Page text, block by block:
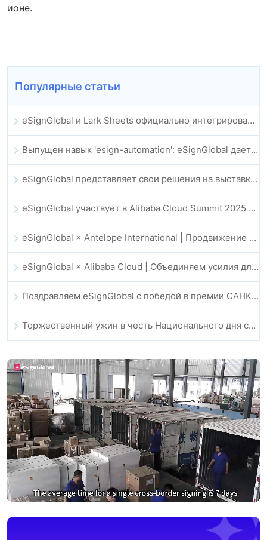
ионе.
Популярные статьи
eSignGlobal и Lark Sheets официально интегрированы: полная автоматизация подписания и архивирования электронных контрактов
Выпущен навык 'esign-automation': eSignGlobal дает OpenClaw возможность автоматизировать электронные подписи
eSignGlobal представляет свои решения на выставке GIS Global Innovation Expo 2025
eSignGlobal участвует в Alibaba Cloud Summit 2025 в Гонконге, продвигая облачные инновации на базе ИИ и цифровое доверие
eSignGlobal × Antelope International | Продвижение безопасных цифровых рабочих процессов на базе ИИ
eSignGlobal × Alibaba Cloud | Объединяем усилия для укрепления глобального цифрового доверия в финтехе
Поздравляем eSignGlobal с победой в премии CAHK STAR Award 2025!
Торжественный ужин в честь Национального дня сообщества технологий и инноваций Гонконга